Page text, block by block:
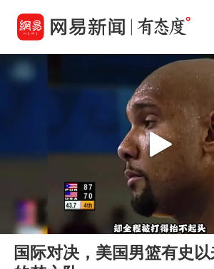
00:00
Play
国际对决，美国男篮有史